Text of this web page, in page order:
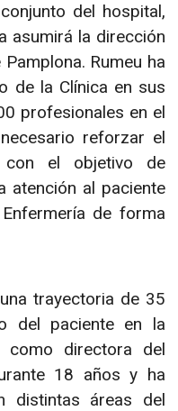
del hospital,
asumirá la dirección
Rumeu ha
de la Clínica en sus
profesionales en el
reforzar el
con el objetivo de
atención al paciente
de forma
trayectoria de 35
del paciente en la
como directora del
18 años y ha
distintas áreas del